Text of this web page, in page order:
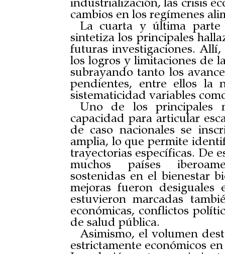
cambios en los regímenes
La cuarta y última parte
sintetiza los principales
futuras investigaciones.
los logros y limitaciones de
subrayando tanto los
pendientes, entre ellos la
sistematicidad variables
Uno de los principales
capacidad para articular
de caso nacionales se
amplia, lo que permite
trayectorias específicas. De
muchos países
sostenidas en el bienestar
mejoras fueron desiguales
estuvieron marcadas
económicas, conflictos
de salud pública.
Asimismo, el volumen
estrictamente económicos